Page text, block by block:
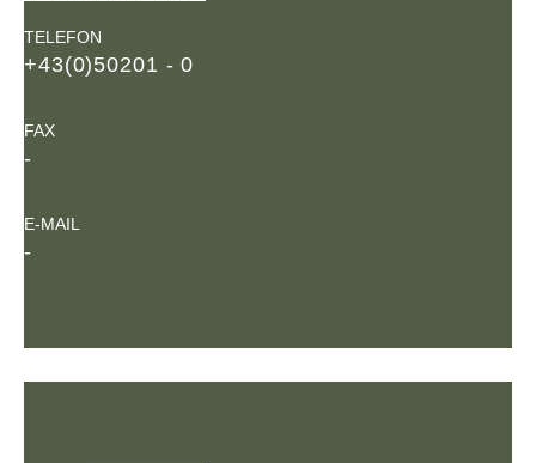
TELEFON
+43(0)50201 - 0
FAX
-
E-MAIL
-